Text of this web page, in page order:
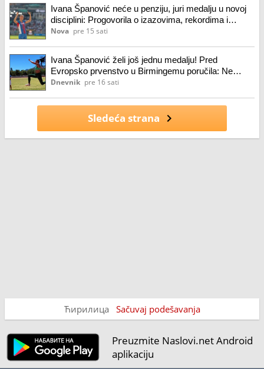
Ivana Španović neće u penziju, juri medalju u novoj
disciplini: Progovorila o izazovima, rekordima i
Evropskom prvenstvu
Nova pre 15 sati
Ivana Španović želi još jednu medalju! Pred
Evropsko prvenstvo u Birmingemu poručila: Ne
manjka mi adrenalina, takmičarskog fokusa i duha
Dnevnik pre 16 sati
Sledeća strana
Ћирилица Sačuvaj podešavanja
Preuzmite Naslovi.net Android
aplikaciju